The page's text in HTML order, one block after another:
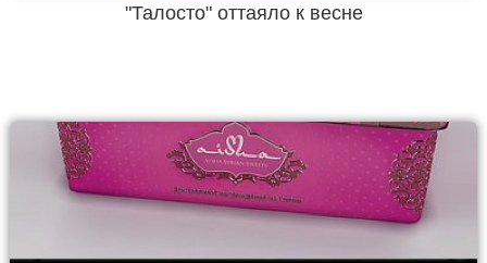
"Талосто" оттаяло к весне